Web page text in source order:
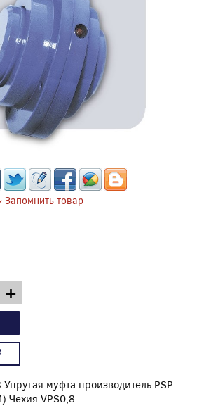
Запомнить товар
+
муфта производитель PSP
Чехия VPS0,8